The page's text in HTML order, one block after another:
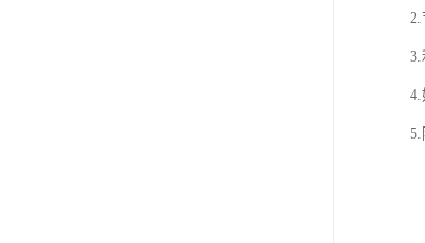
2.
3.
4.
5.